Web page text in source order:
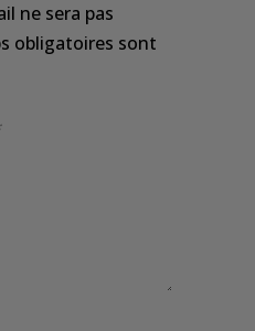
ne sera pas
obligatoires sont